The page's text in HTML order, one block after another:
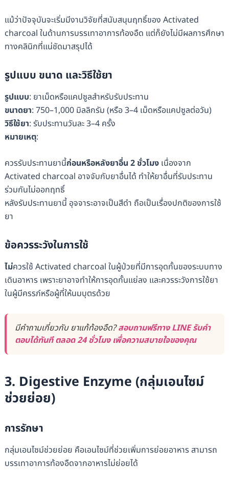
แม้ว่าปัจจุบันจะเริ่มมีงานวิจัยที่สนับสนุนฤทธิ์ของ Activated
charcoal ในด้านการบรรเทาอาการท้องอืด แต่ก็ยังไม่มีผลการศึกษา
ทางคลินิกที่แน่ชัดมาสรุปได้
รูปแบบ ขนาด และวิธีใช้ยา
รูปแบบ: ยาเม็ดหรือแคปซูลสำหรับรับประทาน
ขนาดยา: 750–1,000 มิลลิกรัม (หรือ 3–4 เม็ดหรือแคปซูลต่อวัน)
วิธีใช้ยา: รับประทานวันละ 3–4 ครั้ง
หมายเหตุ:
ควรรับประทานยานี้ก่อนหรือหลังยาอื่น 2 ชั่วโมงเนื่องจาก
Activated charcoal อาจจับกับยาอื่นได้ ทำให้ยาอื่นที่รับประทาน
ร่วมกันไม่ออกฤทธิ์
หลังรับประทานยานี้ อุจจาระอาจเป็นสีดำ ถือเป็นเรื่องปกติของการใช้
ยา
ข้อควรระวังในการใช้
ไม่ควรใช้ Activated charcoal ในผู้ป่วยที่มีการอุดกั้นของระบบทาง
เดินอาหาร เพราะยาอาจทำให้การอุดกั้นแย่ลง และควรระวังการใช้ยา
ในผู้มีครรภ์หรือผู้ที่ให้นมบุตรด้วย
มีคำถามเกี่ยวกับ ยาแก้ท้องอืด?สอบถามฟรีทาง LINE รับคำ
ตอบได้ทันที ตลอด 24 ชั่วโมง เพื่อความสบายใจของคุณ
3. Digestive Enzyme (กลุ่มเอนไซม์
ช่วยย่อย)
การรักษา
กลุ่มเอนไซม์ช่วยย่อย คือเอนไซม์ที่ช่วยเพิ่มการย่อยอาหาร สามารถ
บรรเทาอาการท้องอืดจากอาหารไม่ย่อยได้